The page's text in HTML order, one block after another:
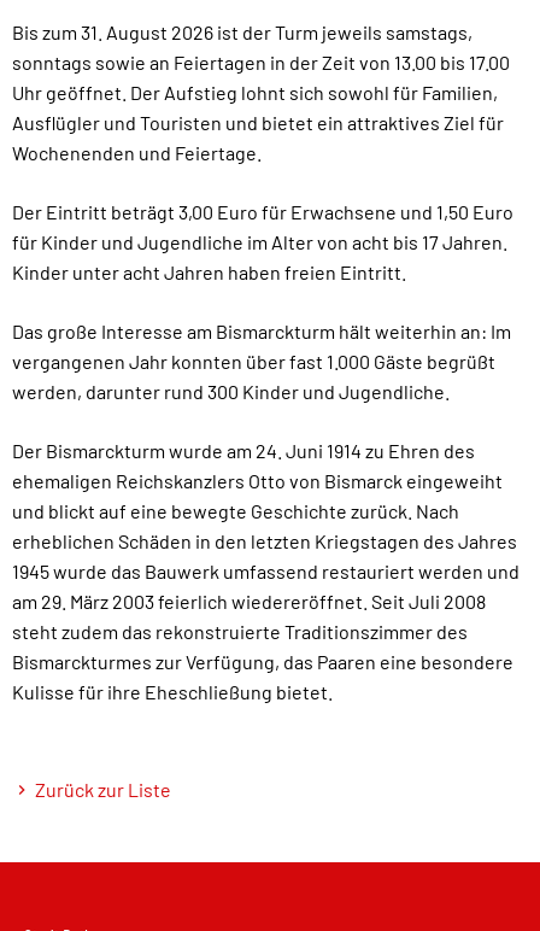
Bis zum 31. August 2026 ist der Turm jeweils samstags,
sonntags sowie an Feiertagen in der Zeit von 13.00 bis 17.00
Uhr geöffnet. Der Aufstieg lohnt sich sowohl für Familien,
Ausflügler und Touristen und bietet ein attraktives Ziel für
Wochenenden und Feiertage.
Der Eintritt beträgt 3,00 Euro für Erwachsene und 1,50 Euro
für Kinder und Jugendliche im Alter von acht bis 17 Jahren.
Kinder unter acht Jahren haben freien Eintritt.
Das große Interesse am Bismarckturm hält weiterhin an: Im
vergangenen Jahr konnten über fast 1.000 Gäste begrüßt
werden, darunter rund 300 Kinder und Jugendliche.
Der Bismarckturm wurde am 24. Juni 1914 zu Ehren des
ehemaligen Reichskanzlers Otto von Bismarck eingeweiht
und blickt auf eine bewegte Geschichte zurück. Nach
erheblichen Schäden in den letzten Kriegstagen des Jahres
1945 wurde das Bauwerk umfassend restauriert werden und
am 29. März 2003 feierlich wiedereröffnet. Seit Juli 2008
steht zudem das rekonstruierte Traditionszimmer des
Bismarckturmes zur Verfügung, das Paaren eine besondere
Kulisse für ihre Eheschließung bietet.
Zurück zur Liste